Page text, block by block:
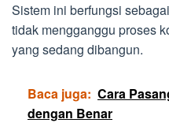
Sistem ini berfungsi
tidak mengganggu proses
yang sedang dibangun.
Baca juga: Cara
dengan Benar